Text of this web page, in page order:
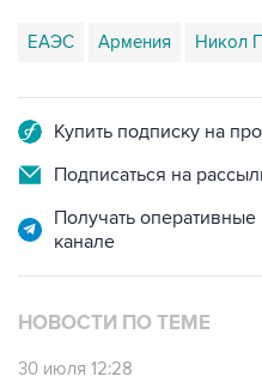
ЕАЭС Армения Никол
Купить подписку на
Подписаться на
Получать
канале
НОВОСТИ ПО ТЕМЕ
30 июля 12:28